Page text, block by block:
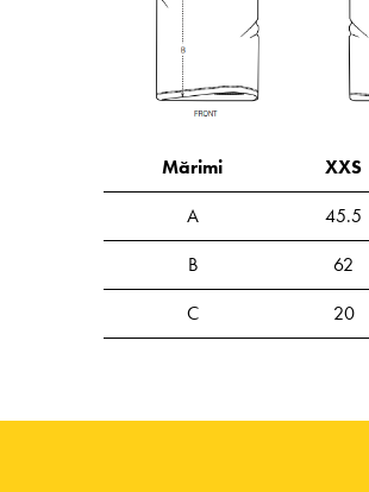
Mărimi XXS
A
45.5
B
62
C
20